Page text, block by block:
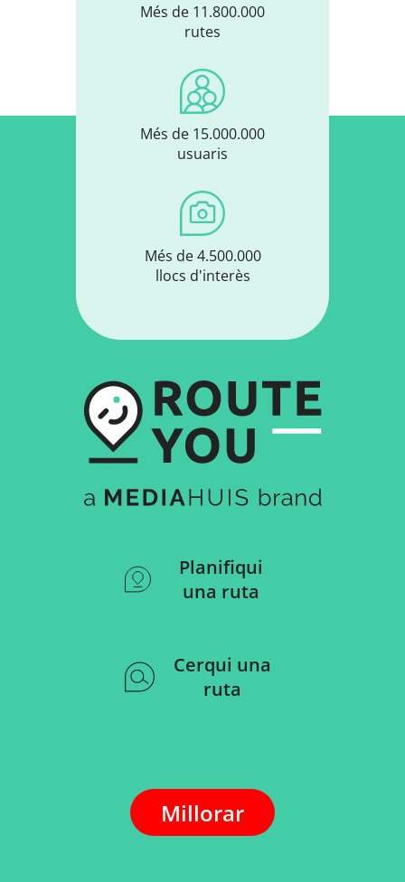
Més de 11.800.000
rutes
Més de 15.000.000
usuaris
Més de 4.500.000
llocs d'interès
Planifiqui
una ruta
Cerqui una
ruta
Millorar